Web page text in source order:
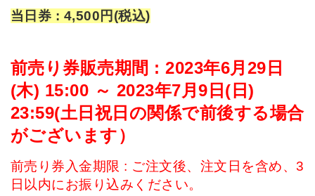
当日券 : 4,500円(税込)
前売り券販売期間 : 2023年6月29日
(木) 15:00 ～ 2023年7月9日(日)
23:59(土日祝日の関係で前後する場合
がございます）
前売り券入金期限 : ご注文後、注文日を含め、3
日以内にお振り込みください。